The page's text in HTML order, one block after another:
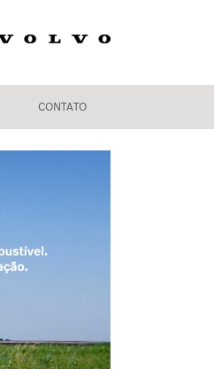
CONTATO